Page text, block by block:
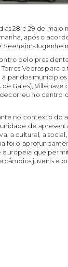
28 e 29 de
após o
Seeheim-
pelo
Vedras para o
par dos
Gales), Villenave
no centro
no contexto do
de
a cultural, a
foi o
europeia que
juvenis e